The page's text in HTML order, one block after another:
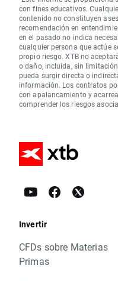
con fines educativos.
contenido no constituyen
recomendación en
en el pasado no indica
cualquier persona que actúe
propio riesgo. XTB no
o daño, incluida, sin
pueda surgir directa o
información. Los contratos
con apalancamiento y
comprender los riesgos
Invertir
CFDs sobre Materias
Primas